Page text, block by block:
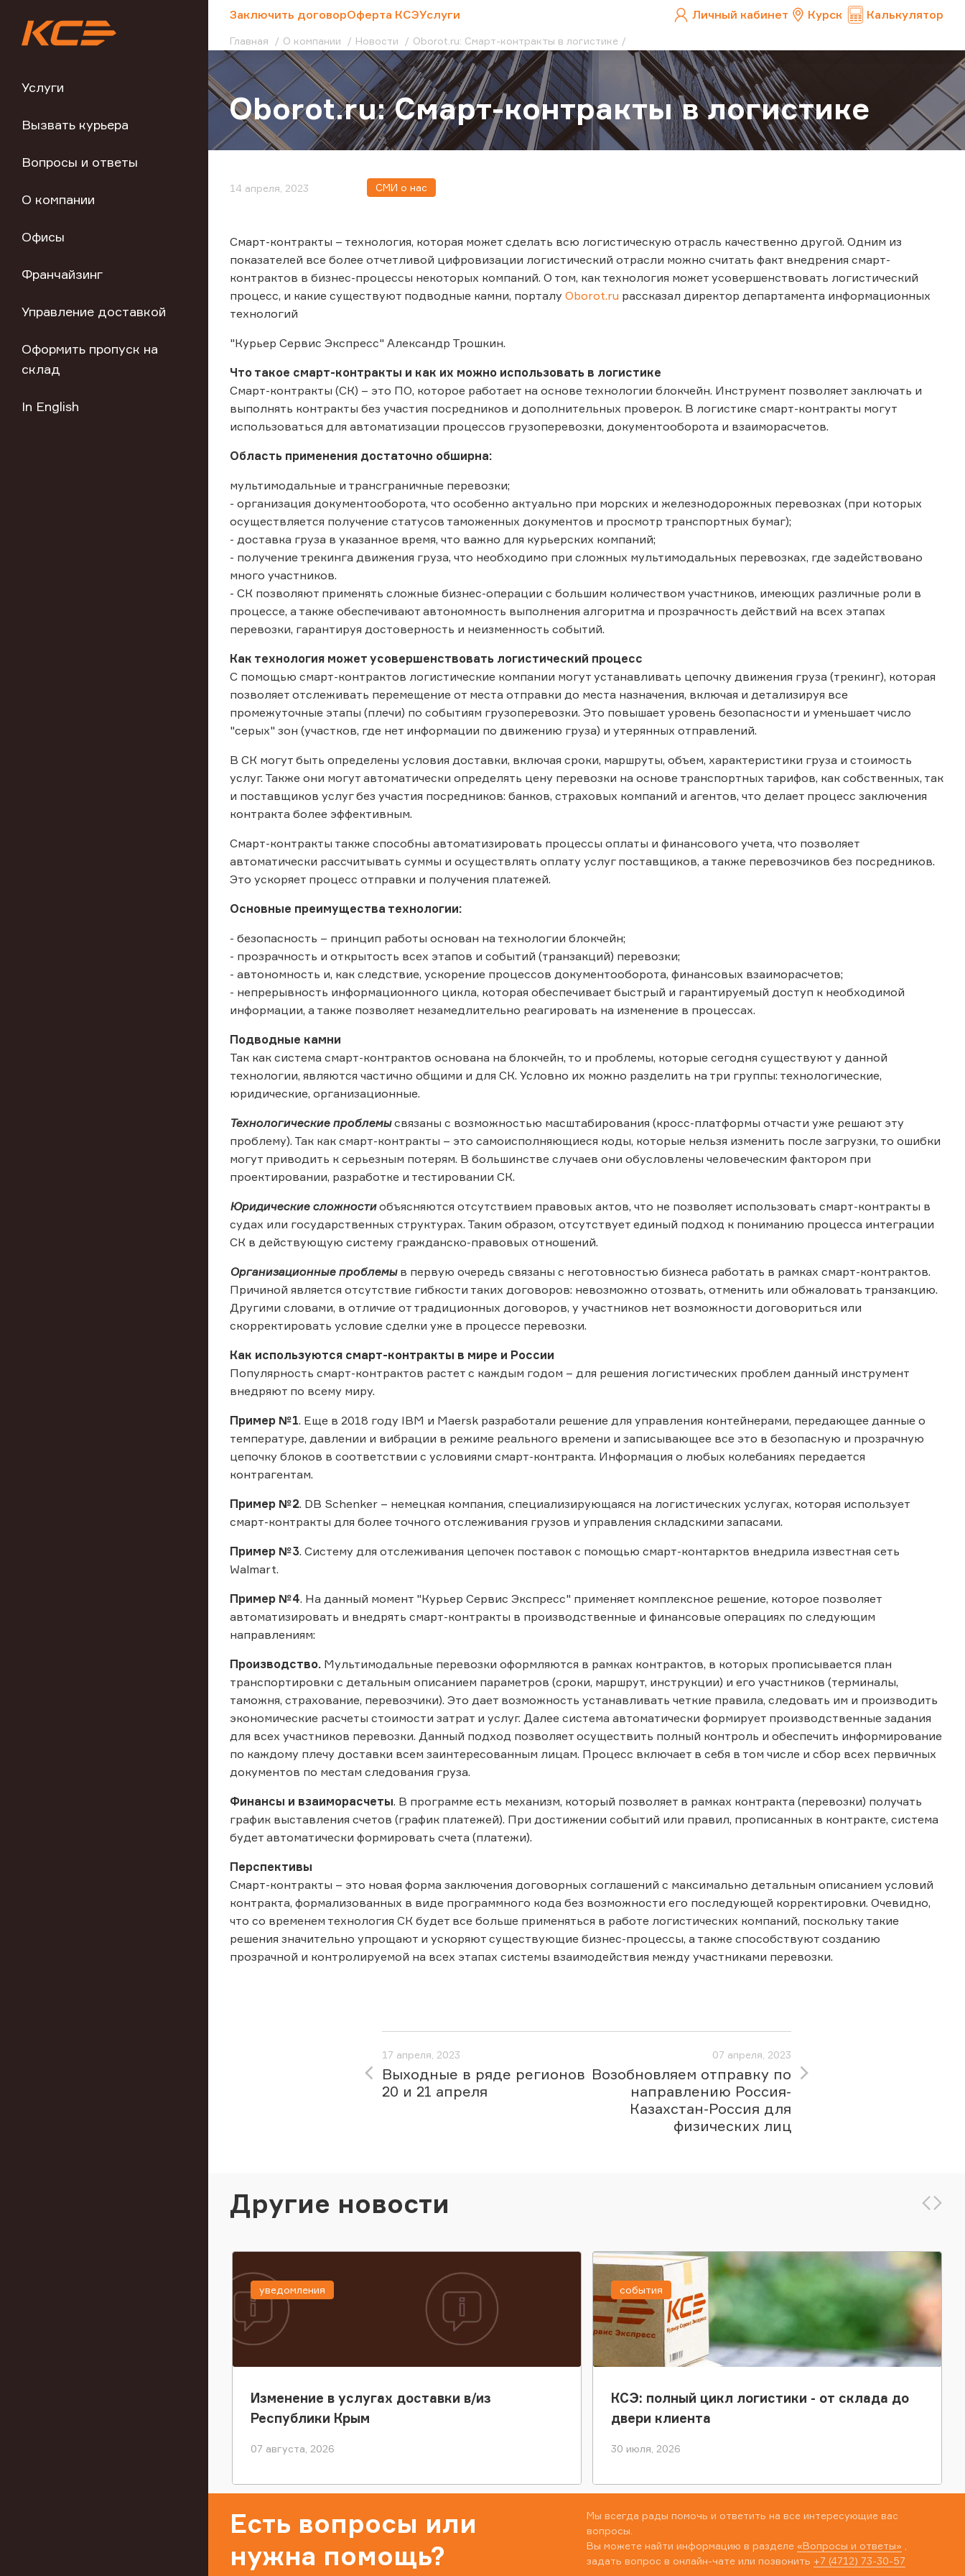
Услуги
Вызвать курьера
Вопросы и ответы
О компании
Офисы
Франчайзинг
Управление доставкой
Оформить пропуск на
склад
In English
Заключить договорОферта КСЭУслуги Личный кабинет Курск Калькулятор
Главная О компании Новости Oborot.ru: Смарт-контракты в логистике
Oborot.ru: Смарт-контракты в логистике
14 апреля, 2023 СМИ о нас
Смарт-контракты – технология, которая может сделать всю логистическую отрасль качественно другой. Одним из
показателей все более отчетливой цифровизации логистический отрасли можно считать факт внедрения смарт-
контрактов в бизнес-процессы некоторых компаний. О том, как технология может усовершенствовать логистический
процесс, и какие существуют подводные камни, порталу Oborot.ru рассказал директор департамента информационных
технологий
"Курьер Сервис Экспресс" Александр Трошкин.
Что такое смарт-контракты и как их можно использовать в логистике
Смарт-контракты (СК) – это ПО, которое работает на основе технологии блокчейн. Инструмент позволяет заключать и
выполнять контракты без участия посредников и дополнительных проверок. В логистике смарт-контракты могут
использоваться для автоматизации процессов грузоперевозки, документооборота и взаиморасчетов.
Область применения достаточно обширна:
мультимодальные и трансграничные перевозки;
- организация документооборота, что особенно актуально при морских и железнодорожных перевозках (при которых
осуществляется получение статусов таможенных документов и просмотр транспортных бумаг);
- доставка груза в указанное время, что важно для курьерских компаний;
- получение трекинга движения груза, что необходимо при сложных мультимодальных перевозках, где задействовано
много участников.
- СК позволяют применять сложные бизнес-операции с большим количеством участников, имеющих различные роли в
процессе, а также обеспечивают автономность выполнения алгоритма и прозрачность действий на всех этапах
перевозки, гарантируя достоверность и неизменность событий.
Как технология может усовершенствовать логистический процесс
С помощью смарт-контрактов логистические компании могут устанавливать цепочку движения груза (трекинг), которая
позволяет отслеживать перемещение от места отправки до места назначения, включая и детализируя все
промежуточные этапы (плечи) по событиям грузоперевозки. Это повышает уровень безопасности и уменьшает число
"серых" зон (участков, где нет информации по движению груза) и утерянных отправлений.
В СК могут быть определены условия доставки, включая сроки, маршруты, объем, характеристики груза и стоимость
услуг. Также они могут автоматически определять цену перевозки на основе транспортных тарифов, как собственных, так
и поставщиков услуг без участия посредников: банков, страховых компаний и агентов, что делает процесс заключения
контракта более эффективным.
Смарт-контракты также способны автоматизировать процессы оплаты и финансового учета, что позволяет
автоматически рассчитывать суммы и осуществлять оплату услуг поставщиков, а также перевозчиков без посредников.
Это ускоряет процесс отправки и получения платежей.
Основные преимущества технологии:
- безопасность – принцип работы основан на технологии блокчейн;
- прозрачность и открытость всех этапов и событий (транзакций) перевозки;
- автономность и, как следствие, ускорение процессов документооборота, финансовых взаиморасчетов;
- непрерывность информационного цикла, которая обеспечивает быстрый и гарантируемый доступ к необходимой
информации, а также позволяет незамедлительно реагировать на изменение в процессах.
Подводные камни
Так как система смарт-контрактов основана на блокчейн, то и проблемы, которые сегодня существуют у данной
технологии, являются частично общими и для СК. Условно их можно разделить на три группы: технологические,
юридические, организационные.
Технологические проблемысвязаны с возможностью масштабирования (кросс-платформы отчасти уже решают эту
проблему). Так как смарт-контракты – это самоисполняющиеся коды, которые нельзя изменить после загрузки, то ошибки
могут приводить к серьезным потерям. В большинстве случаев они обусловлены человеческим фактором при
проектировании, разработке и тестировании СК.
Юридические сложностиобъясняются отсутствием правовых актов, что не позволяет использовать смарт-контракты в
судах или государственных структурах. Таким образом, отсутствует единый подход к пониманию процесса интеграции
СК в действующую систему гражданско-правовых отношений.
Организационные проблемыв первую очередь связаны с неготовностью бизнеса работать в рамках смарт-контрактов.
Причиной является отсутствие гибкости таких договоров: невозможно отозвать, отменить или обжаловать транзакцию.
Другими словами, в отличие от традиционных договоров, у участников нет возможности договориться или
скорректировать условие сделки уже в процессе перевозки.
Как используются смарт-контракты в мире и России
Популярность смарт-контрактов растет с каждым годом – для решения логистических проблем данный инструмент
внедряют по всему миру.
Пример №1. Еще в 2018 году IBM и Maersk разработали решение для управления контейнерами, передающее данные о
температуре, давлении и вибрации в режиме реального времени и записывающее все это в безопасную и прозрачную
цепочку блоков в соответствии с условиями смарт-контракта. Информация о любых колебаниях передается
контрагентам.
Пример №2. DB Schenker – немецкая компания, специализирующаяся на логистических услугах, которая использует
смарт-контракты для более точного отслеживания грузов и управления складскими запасами.
Пример №3. Систему для отслеживания цепочек поставок с помощью смарт-контарктов внедрила известная сеть
Walmart.
Пример №4. На данный момент "Курьер Сервис Экспресс" применяет комплексное решение, которое позволяет
автоматизировать и внедрять смарт-контракты в производственные и финансовые операциях по следующим
направлениям:
Производство. Мультимодальные перевозки оформляются в рамках контрактов, в которых прописывается план
транспортировки с детальным описанием параметров (сроки, маршрут, инструкции) и его участников (терминалы,
таможня, страхование, перевозчики). Это дает возможность устанавливать четкие правила, следовать им и производить
экономические расчеты стоимости затрат и услуг. Далее система автоматически формирует производственные задания
для всех участников перевозки. Данный подход позволяет осуществить полный контроль и обеспечить информирование
по каждому плечу доставки всем заинтересованным лицам. Процесс включает в себя в том числе и сбор всех первичных
документов по местам следования груза.
Финансы и взаиморасчеты. В программе есть механизм, который позволяет в рамках контракта (перевозки) получать
график выставления счетов (график платежей). При достижении событий или правил, прописанных в контракте, система
будет автоматически формировать счета (платежи).
Перспективы
Смарт-контракты – это новая форма заключения договорных соглашений с максимально детальным описанием условий
контракта, формализованных в виде программного кода без возможности его последующей корректировки. Очевидно,
что со временем технология СК будет все больше применяться в работе логистических компаний, поскольку такие
решения значительно упрощают и ускоряют существующие бизнес-процессы, а также способствуют созданию
прозрачной и контролируемой на всех этапах системы взаимодействия между участниками перевозки.
17 апреля, 2023
Выходные в ряде регионов
20 и 21 апреля
07 апреля, 2023
Возобновляем отправку по
направлению Россия-
Казахстан-Россия для
физических лиц
Другие новости
Изменение в услугах доставки в/из
Республики Крым
07 августа, 2026
уведомления
КСЭ: полный цикл логистики - от склада до
двери клиента
30 июля, 2026
события
Есть вопросы или
нужна помощь?
Мы всегда рады помочь и ответить на все интересующие вас
вопросы.
Вы можете найти информацию в разделе «Вопросы и ответы»
задать вопрос в онлайн-чате или позвонить +7 (4712) 73-30-57